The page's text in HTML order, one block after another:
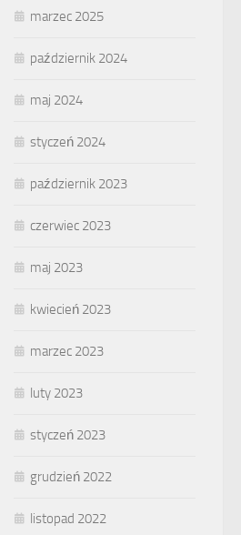
marzec 2025
październik 2024
maj 2024
styczeń 2024
październik 2023
czerwiec 2023
maj 2023
kwiecień 2023
marzec 2023
luty 2023
styczeń 2023
grudzień 2022
listopad 2022